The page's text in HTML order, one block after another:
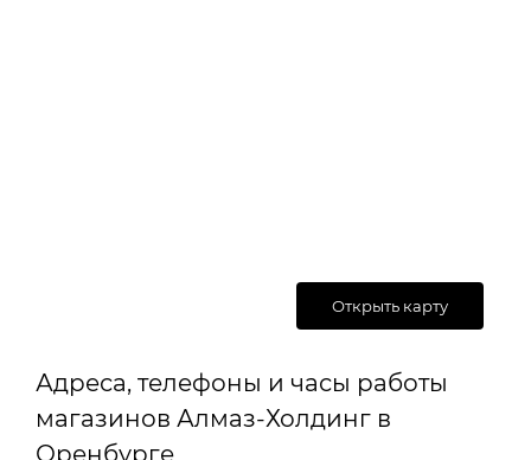
Открыть карту
Адреса, телефоны и часы работы
магазинов Алмаз-Холдинг в
Оренбурге